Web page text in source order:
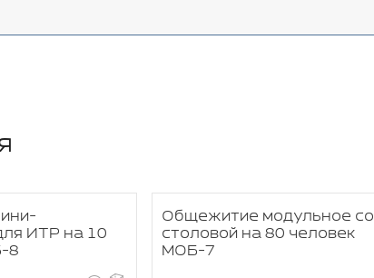
ИТР на 10
8
Общежитие модульное со
столовой на 80 человек
МОБ-7